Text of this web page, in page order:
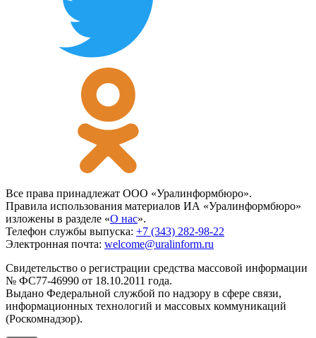
Все права принадлежат ООО «Уралинформбюро».
Правила использования материалов ИА «Уралинформбюро»
изложены в разделе «О нас».
Телефон службы выпуска: +7 (343) 282-98-22
Электронная почта: welcome@uralinform.ru
Свидетельство о регистрации средства массовой информации
№ ФС77-46990 от 18.10.2011 года.
Выдано Федеральной службой по надзору в сфере связи,
информационных технологий и массовых коммуникаций
(Роскомнадзор).